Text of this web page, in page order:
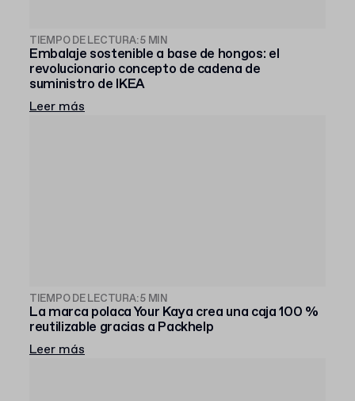
TIEMPO DE LECTURA: 5 MIN
Embalaje sostenible a base de hongos: el
revolucionario concepto de cadena de
suministro de IKEA
Leer más
TIEMPO DE LECTURA: 5 MIN
La marca polaca Your Kaya crea una caja 100 %
reutilizable gracias a Packhelp
Leer más